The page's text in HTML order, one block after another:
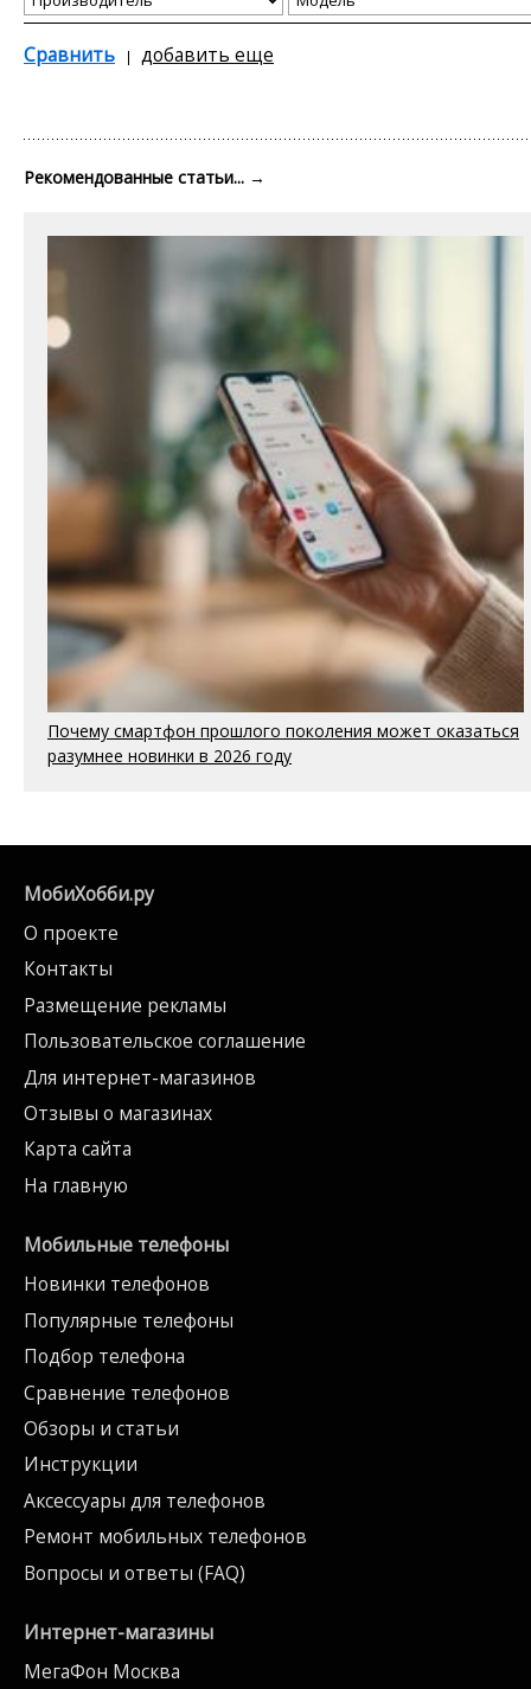
Сравнить добавить еще
Рекомендованные статьи... →
Почему смартфон прошлого поколения может оказаться
разумнее новинки в 2026 году
МобиХобби.ру
О проекте
Контакты
Размещение рекламы
Пользовательское соглашение
Для интернет-магазинов
Отзывы о магазинах
Карта сайта
На главную
Мобильные телефоны
Новинки телефонов
Популярные телефоны
Подбор телефона
Сравнение телефонов
Обзоры и статьи
Инструкции
Аксессуары для телефонов
Ремонт мобильных телефонов
Вопросы и ответы (FAQ)
Интернет-магазины
МегаФон Москва